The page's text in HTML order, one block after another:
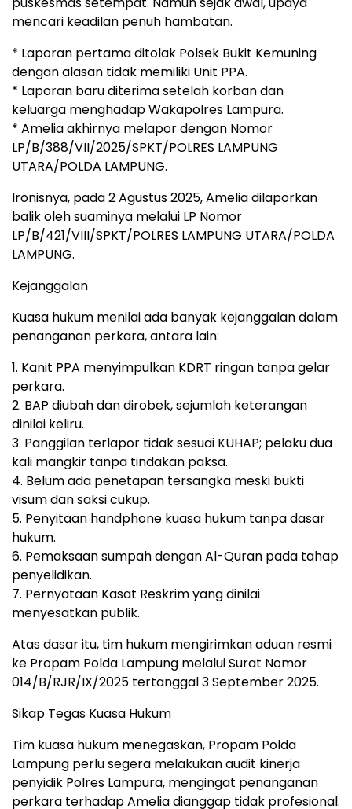
mencari keadilan penuh hambatan.
* Laporan pertama ditolak Polsek Bukit Kemuning
dengan alasan tidak memiliki Unit PPA.
* Laporan baru diterima setelah korban dan
keluarga menghadap Wakapolres Lampura.
* Amelia akhirnya melapor dengan Nomor
LP/B/388/VII/2025/SPKT/POLRES LAMPUNG
UTARA/POLDA LAMPUNG.
Ironisnya, pada 2 Agustus 2025, Amelia dilaporkan
balik oleh suaminya melalui LP Nomor
LP/B/421/VIII/SPKT/POLRES LAMPUNG UTARA/POLDA
LAMPUNG.
Kejanggalan
Kuasa hukum menilai ada banyak kejanggalan dalam
penanganan perkara, antara lain:
1. Kanit PPA menyimpulkan KDRT ringan tanpa gelar
perkara.
2. BAP diubah dan dirobek, sejumlah keterangan
dinilai keliru.
3. Panggilan terlapor tidak sesuai KUHAP; pelaku dua
kali mangkir tanpa tindakan paksa.
4. Belum ada penetapan tersangka meski bukti
visum dan saksi cukup.
5. Penyitaan handphone kuasa hukum tanpa dasar
hukum.
6. Pemaksaan sumpah dengan Al-Quran pada tahap
penyelidikan.
7. Pernyataan Kasat Reskrim yang dinilai
menyesatkan publik.
Atas dasar itu, tim hukum mengirimkan aduan resmi
ke Propam Polda Lampung melalui Surat Nomor
014/B/RJR/IX/2025 tertanggal 3 September 2025.
Sikap Tegas Kuasa Hukum
Tim kuasa hukum menegaskan, Propam Polda
Lampung perlu segera melakukan audit kinerja
penyidik Polres Lampura, mengingat penanganan
perkara terhadap Amelia dianggap tidak profesional.